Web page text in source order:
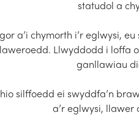
statudol a
a’i chymorth i’r eglwysi,
Llwyddodd i loffa
ganllawiau
silffoedd ei swyddfa’n
a’r eglwysi, llawer